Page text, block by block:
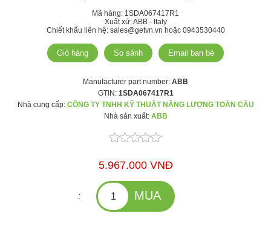
Mã hàng: 1SDA067417R1
Xuất xứ: ABB - Italy
Chiết khấu liên hệ: sales@getvn.vn hoặc 0943530440
Manufacturer part number: ABB
GTIN: 1SDA067417R1
Nhà cung cấp: CÔNG TY TNHH KỸ THUẬT NĂNG LƯỢNG TOÀN CẦU
Nhà sản xuất: ABB
5.967.000 VNĐ
.: